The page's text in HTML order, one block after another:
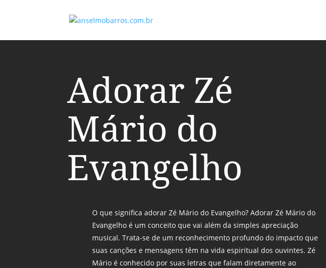
Adorar Zé
Mário do
Evangelho
O que significa adorar Zé Mário do Evangelho? Adorar Zé Mário do
Evangelho é um conceito que vai além da simples apreciação
musical. Trata-se de um reconhecimento profundo do impacto que
suas canções e mensagens têm na vida espiritual dos ouvintes. Zé
Mário é conhecido por suas letras que falam diretamente ao